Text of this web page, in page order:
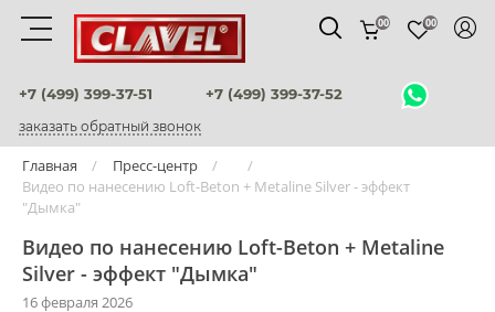
+7 (499) 399-37-51 +7 (499) 399-37-52
заказать обратный звонок
00 00
Материалы
штукатурки венецианские
декоративные краски
фактурные штукатурки
флоки
Главная
Пресс-центр
Видео по нанесению Loft-Beton + Metaline Silver - эффект
"Дымка"
Видео по нанесению Loft-Beton + Metaline
Silver - эффект "Дымка"
16 февраля 2026